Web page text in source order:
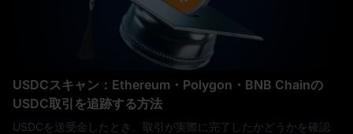
USDCスキャン：Ethereum・Polygon・BNB Chainの
USDC取引を追跡する方法
USDCを送受金したとき、取引が実際に完了したかどうかを確認